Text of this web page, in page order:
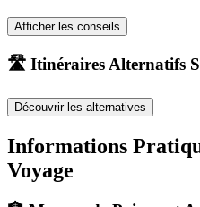
Afficher les conseils
🛣️ Itinéraires Alternatifs
Découvrir les alternatives
Informations
Voyage